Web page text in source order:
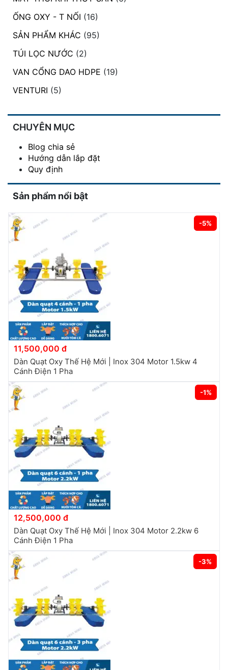
ỐNG OXY - T NỐI (16)
SẢN PHẨM KHÁC (95)
TÚI LỌC NƯỚC (2)
VAN CỔNG DAO HDPE (19)
VENTURI (5)
CHUYÊN MỤC
Blog chia sẻ
Hướng dẫn lắp đặt
Quy định
Sản phẩm nổi bật
-5%
11,500,000 đ
Dàn Quạt Oxy Thế Hệ Mới | Inox 304 Motor 1.5kw 4
Cánh Điện 1 Pha
-1%
12,500,000 đ
Dàn Quạt Oxy Thế Hệ Mới | Inox 304 Motor 2.2kw 6
Cánh Điện 1 Pha
-3%